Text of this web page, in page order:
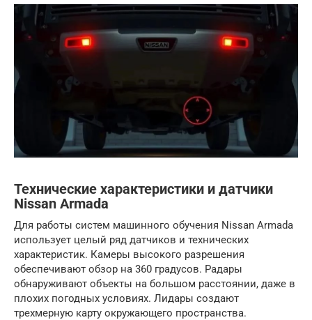
Технические характеристики и датчики
Nissan Armada
Для работы систем машинного обучения Nissan Armada
использует целый ряд датчиков и технических
характеристик. Камеры высокого разрешения
обеспечивают обзор на 360 градусов. Радары
обнаруживают объекты на большом расстоянии, даже в
плохих погодных условиях. Лидары создают
трехмерную карту окружающего пространства.